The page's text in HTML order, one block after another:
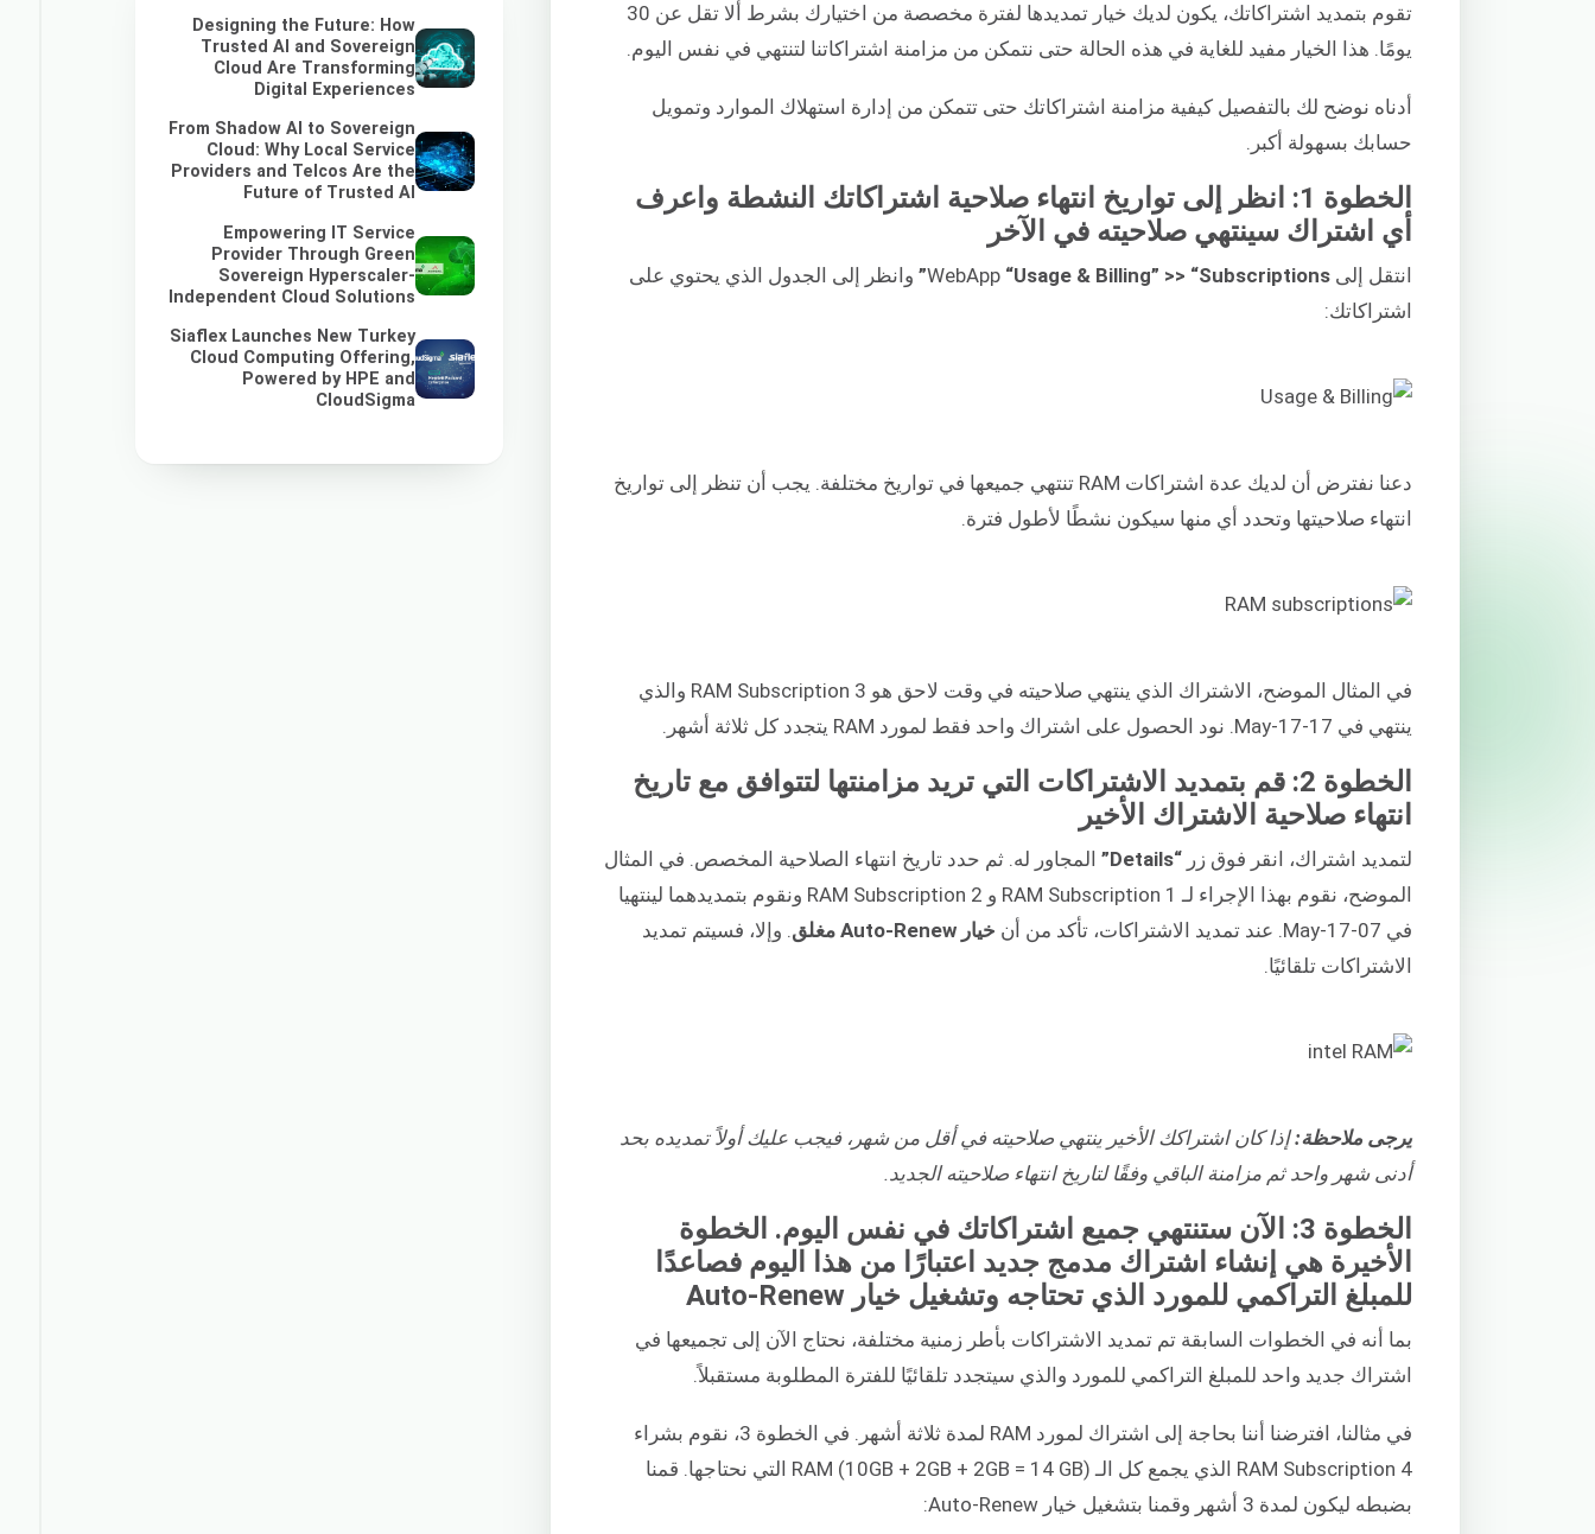
تقوم بتمديد اشتراكاتك، يكون لديك خيار تمديدها لفترة مخصصة من اختيارك بشرط ألا تقل عن 30
يومًا. هذا الخيار مفيد للغاية في هذه الحالة حتى نتمكن من مزامنة اشتراكاتنا لتنتهي في نفس اليوم.
أدناه نوضح لك بالتفصيل كيفية مزامنة اشتراكاتك حتى تتمكن من إدارة استهلاك الموارد وتمويل
حسابك بسهولة أكبر.
الخطوة 1: انظر إلى تواريخ انتهاء صلاحية اشتراكاتك النشطة واعرف
أي اشتراك سينتهي صلاحيته في الآخر
انتقل إلى WebApp“Usage & Billing” >> “Subscriptions”
وانظر إلى الجدول الذي يحتوي على
اشتراكاتك:
دعنا نفترض أن لديك عدة اشتراكات RAM تنتهي جميعها في تواريخ مختلفة. يجب أن تنظر إلى تواريخ
انتهاء صلاحيتها وتحدد أي منها سيكون نشطًا لأطول فترة.
في المثال الموضح، الاشتراك الذي ينتهي صلاحيته في وقت لاحق هو RAM Subscription 3 والذي
ينتهي في 17-May-17. نود الحصول على اشتراك واحد فقط لمورد RAM يتجدد كل ثلاثة أشهر.
الخطوة 2: قم بتمديد الاشتراكات التي تريد مزامنتها لتتوافق مع تاريخ
انتهاء صلاحية الاشتراك الأخير
لتمديد اشتراك، انقر فوق زر“Details”
المجاور له. ثم حدد تاريخ انتهاء الصلاحية المخصص. في المثال
الموضح، نقوم بهذا الإجراء لـ RAM Subscription 1 و RAM Subscription 2 ونقوم بتمديدهما لينتهيا
في 07-May-17. عند تمديد الاشتراكات، تأكد من أن
خيار Auto-Renew مغلق
. وإلا، فسيتم تمديد
الاشتراكات تلقائيًا.
يرجى ملاحظة:إذا كان اشتراكك الأخير ينتهي صلاحيته في أقل من شهر، فيجب عليك أولاً تمديده بحد
أدنى شهر واحد ثم مزامنة الباقي وفقًا لتاريخ انتهاء صلاحيته الجديد.
الخطوة 3: الآن ستنتهي جميع اشتراكاتك في نفس اليوم. الخطوة
الأخيرة هي إنشاء اشتراك مدمج جديد اعتبارًا من هذا اليوم فصاعدًا
للمبلغ التراكمي للمورد الذي تحتاجه وتشغيل خيار Auto-Renew
بما أنه في الخطوات السابقة تم تمديد الاشتراكات بأطر زمنية مختلفة، نحتاج الآن إلى تجميعها في
اشتراك جديد واحد للمبلغ التراكمي للمورد والذي سيتجدد تلقائيًا للفترة المطلوبة مستقبلاً.
في مثالنا، افترضنا أننا بحاجة إلى اشتراك لمورد RAM لمدة ثلاثة أشهر. في الخطوة 3، نقوم بشراء
RAM Subscription 4 الذي يجمع كل الـ RAM (10GB + 2GB + 2GB = 14 GB) التي نحتاجها. قمنا
بضبطه ليكون لمدة 3 أشهر وقمنا بتشغيل خيار Auto-Renew:
Designing the Future: How
Trusted AI and Sovereign
Cloud Are Transforming
Digital Experiences
From Shadow AI to Sovereign
Cloud: Why Local Service
Providers and Telcos Are the
Future of Trusted AI
Empowering IT Service
Provider Through Green
Sovereign Hyperscaler-
Independent Cloud Solutions
Siaflex Launches New Turkey
Cloud Computing Offering,
Powered by HPE and
CloudSigma